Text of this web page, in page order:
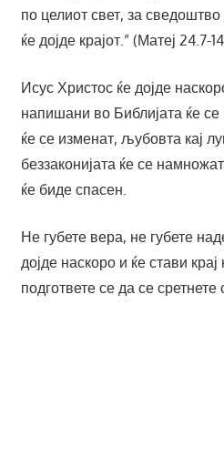
по целиот свет, за
ќе дојде крајот.” (Матеј 24.7-
Исус Христос ќе дојде
напишани во Библијата ќе
ќе се изменат, љубовта кај
беззаконијата ќе се
ќе биде спасен.
Не губете вера, не губете
дојде наскоро и ќе стави
подгответе се да се сретнете